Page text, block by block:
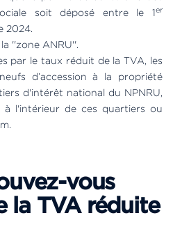
soit déposé entre le 1er
2024.
''zone ANRU''.
par le taux réduit de la TVA, les
d’accession à la propriété
d'intérêt national du NPNRU,
à l'intérieur de ces quartiers ou
vous
la TVA réduite